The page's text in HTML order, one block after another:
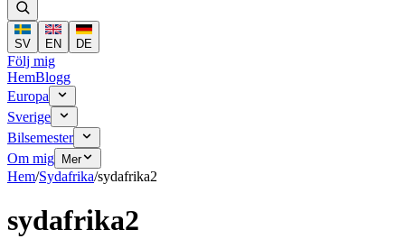
SV EN DE
Följ mig
HemBlogg
Europa
Sverige
Bilsemester
Om mig
Mer
Hem/Sydafrika/sydafrika2
sydafrika2